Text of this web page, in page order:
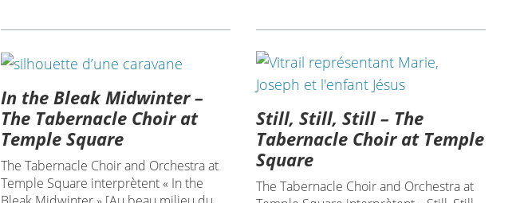
In the Bleak Midwinter –
The Tabernacle Choir at
Temple Square
The Tabernacle Choir and Orchestra at
Temple Square interprètent « In the
Still, Still, Still – The
Tabernacle Choir at Temple
Square
The Tabernacle Choir and Orchestra at